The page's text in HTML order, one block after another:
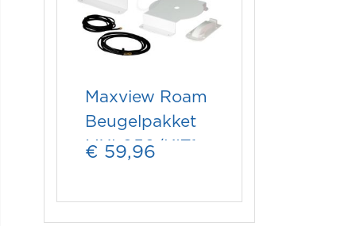
Maxview Roam
Beugelpakket
MXL050/KIT1
€ 59,96